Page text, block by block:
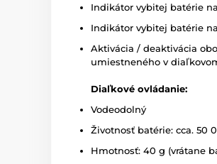
Indikátor vybitej batérie
Indikátor vybitej batérie
Aktivácia / deaktivácia
umiestneného v
Diaľkové ovládanie:
Vodeodolný
Životnosť batérie: cca. 50
Hmotnosť: 40 g (vrátane